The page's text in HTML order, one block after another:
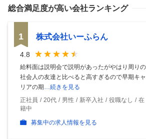
総合満足度が高い会社ランキング
1 株式会社いーふらん
4.8
給料面は説明会で説明があったがやはり周りの
社会人の友達と比べると高すぎるので早期キャ
リアの期 …続きを見る
正社員
20代 男性 新卒入社 役職なし
在
籍中
募集中の求人情報を見る